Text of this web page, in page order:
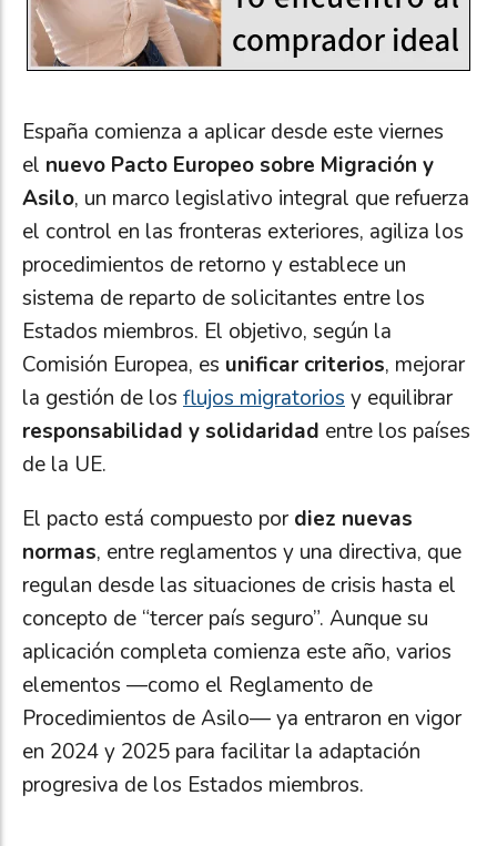
España comienza a aplicar desde este viernes
el nuevo Pacto Europeo sobre Migración y
Asilo, un marco legislativo integral que refuerza
el control en las fronteras exteriores, agiliza los
procedimientos de retorno y establece un
sistema de reparto de solicitantes entre los
Estados miembros. El objetivo, según la
Comisión Europea, es unificar criterios, mejorar
la gestión de los flujos migratorios y equilibrar
responsabilidad y solidaridad entre los países
de la UE.
El pacto está compuesto pordiez nuevas
normas, entre reglamentos y una directiva, que
regulan desde las situaciones de crisis hasta el
concepto de “tercer país seguro”. Aunque su
aplicación completa comienza este año, varios
elementos —como el Reglamento de
Procedimientos de Asilo— ya entraron en vigor
en 2024 y 2025 para facilitar la adaptación
progresiva de los Estados miembros.